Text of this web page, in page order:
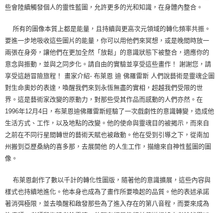
些會陸續觸發個人的靈性藍圖，允許更多的光和知識，在身體內整合。
所有的圖像本質上都是能量，且持續與更高次元領域的轉化頻率共振。
要進一步地吸收這些圖片的能量，你可以用他們來冥想，或是晚間時放一
兩張在身旁，讓他們在更加全然「放鬆」的意識狀態下被整合，適應你的
意念與振動，並與之同步化。請自由的實驗並享受這些畫作！ 謝謝您，請
享受這趟冒險旅程！ 畫家介紹- 布萊恩 迪 佛羅雷斯 人們說藝術是靈魂企圖
對生命奧妙的表達，喚醒我們來到永恆無盡的實相，超越我們受限的世
界。這是藝術家改變的原動力，對那些受其作品而感動的人們亦然。在
1996年12月4日，布萊恩迪佛羅雷斯經驗了一次戲劇性的意識轉變，造成他
生活方式、工作，以及地點的改變。他的使命與靈魂目的被揭示，而來自
之前在不同行星間轉世的藝術天賦也被啟動。他在受到引導之下，從南加
州搬到亞歷桑納的喜多那，去展開他 的人生工作，描繪來自神性藍圖的圖
像。
布萊恩創作了數以千計的轉化性圖版，隨著他的意識擴展，這些內容與
樣式也持續地進化。他本身也成為了畫作所要喚起的品質。他的表述承諾
著消弭極限，並去喚醒和啟發那些為了進入存在的第八音程，而要來成為